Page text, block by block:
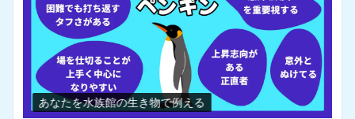
あなたを水族館の生き物で例える